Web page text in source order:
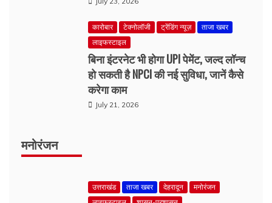
बिना इंटरनेट भी होगा UPI पेमेंट, जल्द लॉन्च
हो सकती है NPCI की नई सुविधा, जानें कैसे
करेगा काम
July 21, 2026
ताजा खबर दुनिया
Spider-Man: Brand New Day की रिकॉर्डतोड़ कमाई,
भारत में 4 दिन में ₹300 करोड़ क्लब में एंट्री
उद्यान अंतिम चरण में, जॉगिंग ट्रैक से ओपन
एयर थिएटर तक मिलेंगी विश्वस्तरीय सुविधाएं